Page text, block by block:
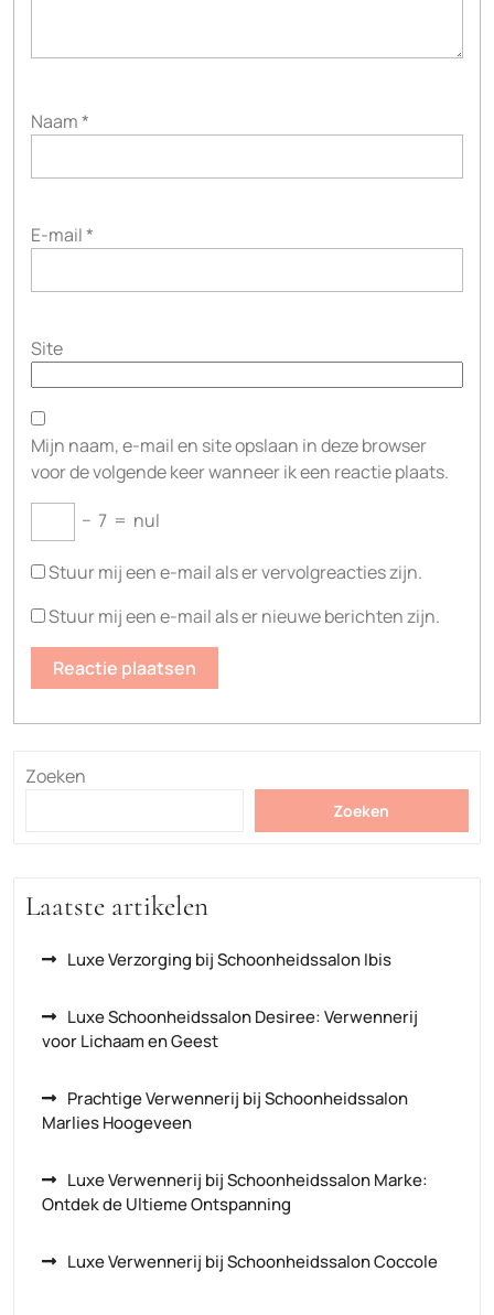
Naam*
E-mail*
Site
Mijn naam, e-mail en site opslaan in deze browser
voor de volgende keer wanneer ik een reactie plaats.
− 7 = nul
Stuur mij een e-mail als er vervolgreacties zijn.
Stuur mij een e-mail als er nieuwe berichten zijn.
Zoeken
Zoeken
Laatste artikelen
Luxe Verzorging bij Schoonheidssalon Ibis
Luxe Schoonheidssalon Desiree: Verwennerij
voor Lichaam en Geest
Prachtige Verwennerij bij Schoonheidssalon
Marlies Hoogeveen
Luxe Verwennerij bij Schoonheidssalon Marke:
Ontdek de Ultieme Ontspanning
Luxe Verwennerij bij Schoonheidssalon Coccole